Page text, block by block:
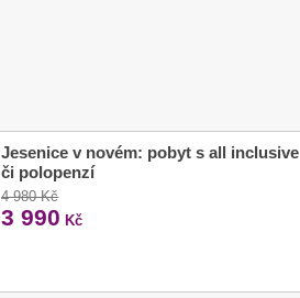
Jesenice v novém: pobyt s all inclusive
či polopenzí
4 980 Kč
3 990 Kč